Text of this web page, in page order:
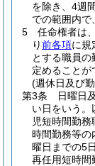
を除き、4週
での範囲内で
5
任命権者は
り前各項に規
とする職員
定めることが
(週休日及び
第3条
日曜日
い日をいう。
児短時間勤
時間勤務等の
曜日までの5
再任用短時間